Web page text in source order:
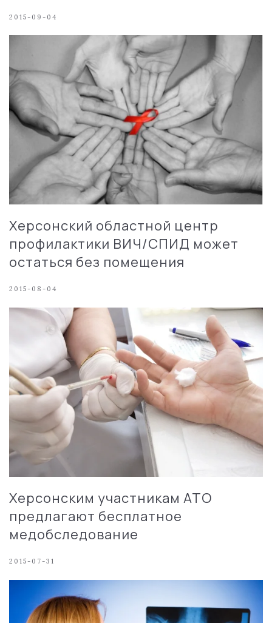
2015-09-04
Херсонский областной центр
профилактики ВИЧ/СПИД может
остаться без помещения
2015-08-04
Херсонским участникам АТО
предлагают бесплатное
медобследование
2015-07-31